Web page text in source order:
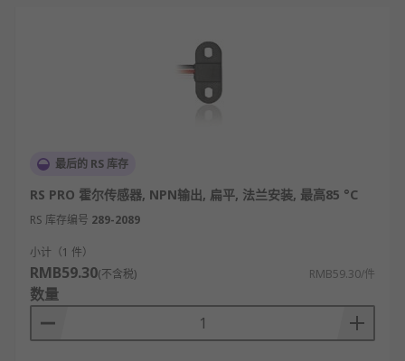
最后的 RS 库存
RS PRO 霍尔传感器, NPN输出, 扁平, 法兰安装, 最高85 °C
RS 库存编号 289-2089
小计（1 件）
RMB59.30(不含税) RMB59.30/件
数量